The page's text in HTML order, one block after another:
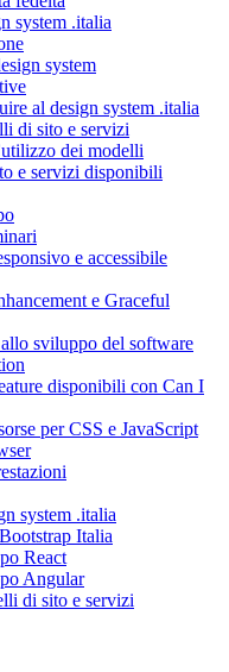
system .italia
system
al design system .italia
di sito e servizi
dei modelli
e servizi disponibili
e accessibile
e Graceful
sviluppo del software
disponibili con Can I
per CSS e JavaScript
system .italia
Italia
React
Angular
di sito e servizi